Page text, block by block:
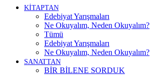
KİTAPTAN
Edebiyat Yarışmaları
Ne Okuyalım, Neden Okuyalım?
Tümü
Edebiyat Yarışmaları
Ne Okuyalım, Neden Okuyalım?
SANATTAN
BİR BİLENE SORDUK